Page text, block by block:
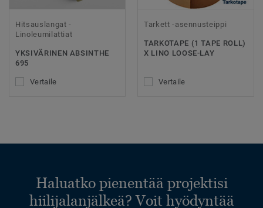
Hitsauslangat -
Linoleumilattiat
YKSIVÄRINEN ABSINTHE
695
Vertaile
Tarkett -asennusteippi
TARKOTAPE (1 TAPE ROLL)
X LINO LOOSE-LAY
Vertaile
Haluatko pienentää projektisi
hiilijalanjälkeä? Voit hyödyntää